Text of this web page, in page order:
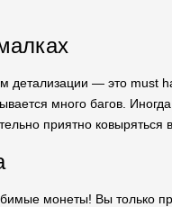
детализации — это
много багов. Иногда
приятно ковыряться
монеты! Вы только